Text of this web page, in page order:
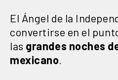
El Ángel de la
convertirse en el
las grandes noches
mexicano